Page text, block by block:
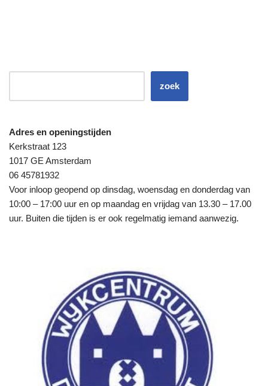
zoek
Adres en openingstijden
Kerkstraat 123
1017 GE Amsterdam
06 45781932
Voor inloop geopend op dinsdag, woensdag en donderdag van
10:00 – 17:00 uur en op maandag en vrijdag van 13.30 – 17.00
uur. Buiten die tijden is er ook regelmatig iemand aanwezig.